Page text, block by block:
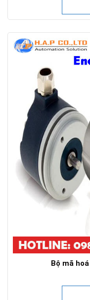
Bộ mã